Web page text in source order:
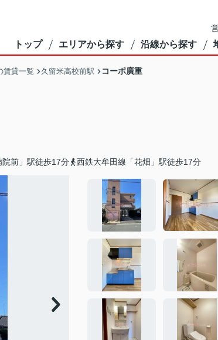
トップ エリアから探す 沿線から探す
賃貸一覧 久留米高校前駅 コーポ廣重
前」駅徒歩17分 西鉄大牟田線「花畑」駅徒歩17分